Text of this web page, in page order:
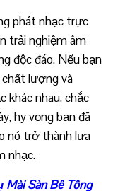
phát nhạc trực
trải nghiệm âm
độc đáo. Nếu bạn
lượng và
khác nhau, chắc
hy vọng bạn đã
nó trở thành lựa
nhạc.
Mài Sàn Bê Tông